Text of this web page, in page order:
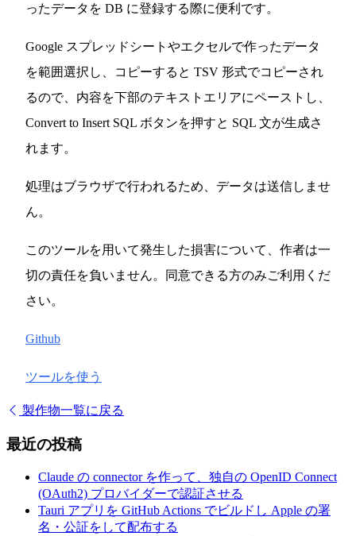
ったデータを DB に登録する際に便利です。
Google スプレッドシートやエクセルで作ったデータ
を範囲選択し、コピーすると TSV 形式でコピーされ
るので、内容を下部のテキストエリアにペーストし、
Convert to Insert SQL ボタンを押すと SQL 文が生成さ
れます。
処理はブラウザで行われるため、データは送信しませ
ん。
このツールを用いて発生した損害について、作者は一
切の責任を負いません。同意できる方のみご利用くだ
さい。
Github
ツールを使う
製作物一覧に戻る
最近の投稿
Claude の connector を作って、独自の OpenID Connect
(OAuth2) プロバイダーで認証させる
Tauri アプリを GitHub Actions でビルドし Apple の署
名・公証をして配布する